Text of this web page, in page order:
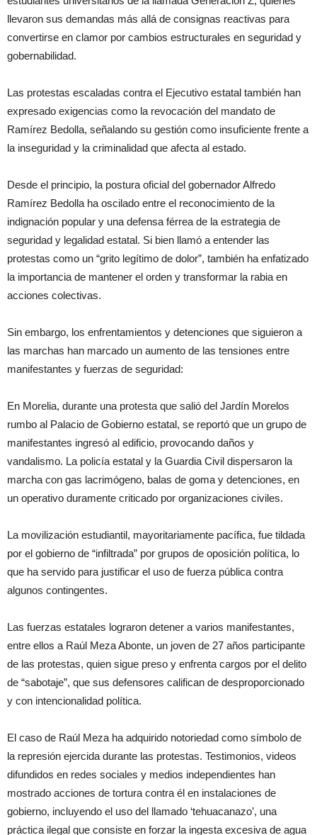
llevaron sus demandas más allá de consignas reactivas para
convertirse en clamor por cambios estructurales en seguridad y
gobernabilidad.
Las protestas escaladas contra el Ejecutivo estatal también han
expresado exigencias como la revocación del mandato de
Ramírez Bedolla, señalando su gestión como insuficiente frente a
la inseguridad y la criminalidad que afecta al estado.
Desde el principio, la postura oficial del gobernador Alfredo
Ramírez Bedolla ha oscilado entre el reconocimiento de la
indignación popular y una defensa férrea de la estrategia de
seguridad y legalidad estatal. Si bien llamó a entender las
protestas como un “grito legítimo de dolor”, también ha enfatizado
la importancia de mantener el orden y transformar la rabia en
acciones colectivas.
Sin embargo, los enfrentamientos y detenciones que siguieron a
las marchas han marcado un aumento de las tensiones entre
manifestantes y fuerzas de seguridad:
En Morelia, durante una protesta que salió del Jardín Morelos
rumbo al Palacio de Gobierno estatal, se reportó que un grupo de
manifestantes ingresó al edificio, provocando daños y
vandalismo. La policía estatal y la Guardia Civil dispersaron la
marcha con gas lacrimógeno, balas de goma y detenciones, en
un operativo duramente criticado por organizaciones civiles.
La movilización estudiantil, mayoritariamente pacífica, fue tildada
por el gobierno de “infiltrada” por grupos de oposición política, lo
que ha servido para justificar el uso de fuerza pública contra
algunos contingentes.
Las fuerzas estatales lograron detener a varios manifestantes,
entre ellos a Raúl Meza Abonte, un joven de 27 años participante
de las protestas, quien sigue preso y enfrenta cargos por el delito
de “sabotaje”, que sus defensores califican de desproporcionado
y con intencionalidad política.
El caso de Raúl Meza ha adquirido notoriedad como símbolo de
la represión ejercida durante las protestas. Testimonios, videos
difundidos en redes sociales y medios independientes han
mostrado acciones de tortura contra él en instalaciones de
gobierno, incluyendo el uso del llamado ‘tehuacanazo’, una
práctica ilegal que consiste en forzar la ingesta excesiva de agua